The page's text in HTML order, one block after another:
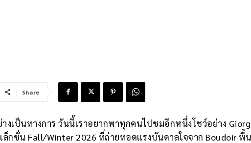
Share
งเป็นทางการ วันนี้เราอยากพาทุกคนไปชมอีกหนึ่งโชว์อย่าง
ล็กชั่น Fall/Winter 2026 ที่ถ่ายทอดแรงบันดาลใจจาก Boudoir พื้